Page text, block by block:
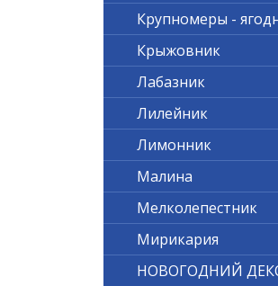
Крупномеры -
Крыжовник
Лабазник
Лилейник
Лимонник
Малина
Мелколепестник
Мирикария
НОВОГОДНИЙ